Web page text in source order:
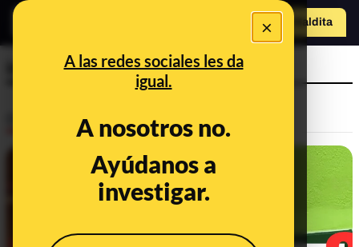
×
A las redes sociales les da
igual.
A nosotros no.
Ayúdanos a
investigar.
Hazte Maldito